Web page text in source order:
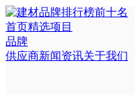
首页精选项目
品牌
供应商新闻资讯关于我们